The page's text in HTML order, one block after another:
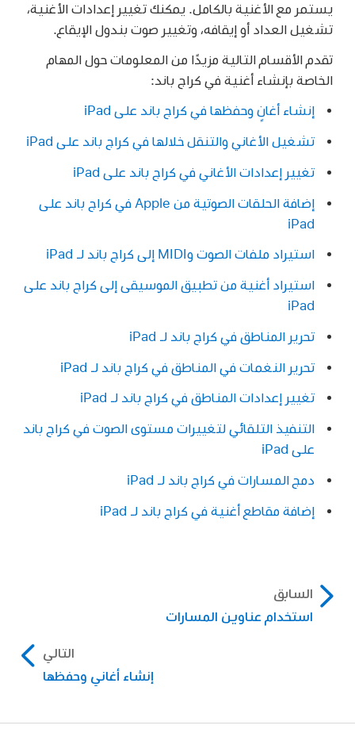
يستمر مع الأغنية بالكامل. يمكنك تغيير إعدادات الأغنية،
تشغيل العداد أو إيقافه، وتغيير صوت بندول الإيقاع.
تقدم الأقسام التالية مزيدًا من المعلومات حول المهام
الخاصة بإنشاء أغنية في كراج باند:
إنشاء أغانٍ وحفظها في كراج باند على iPad
تشغيل الأغاني والتنقل خلالها في كراج باند على iPad
تغيير إعدادات الأغاني في كراج باند على iPad
إضافة الحلقات الصوتية من Apple في كراج باند على
iPad
استيراد ملفات الصوت وMIDI إلى كراج باند لـ iPad
استيراد أغنية من تطبيق الموسيقى إلى كراج باند على
iPad
تحرير المناطق في كراج باند لـ iPad
تحرير النغمات في المناطق في كراج باند لـ iPad
تغيير إعدادات المناطق في كراج باند لـ iPad
التنفيذ التلقائي لتغييرات مستوى الصوت في كراج باند
على iPad
دمج المسارات في كراج باند لـ iPad
إضافة مقاطع أغنية في كراج باند لـ iPad
السابق
استخدام عناوين المسارات
التالي
إنشاء أغاني وحفظها